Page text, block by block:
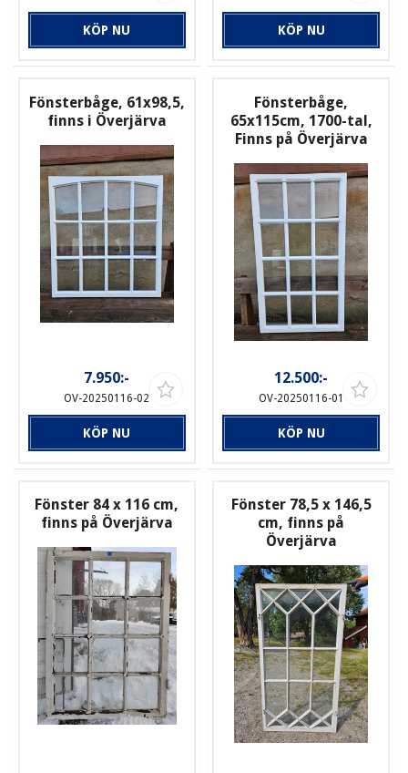
KÖP NU KÖP NU
Fönsterbåge, 61x98,5,
finns i Överjärva
7.950:-
OV-20250116-02
KÖP NU
Fönsterbåge,
65x115cm, 1700-tal,
Finns på Överjärva
12.500:-
OV-20250116-01
KÖP NU
Fönster 84 x 116 cm,
finns på Överjärva
Fönster 78,5 x 146,5
cm, finns på
Överjärva